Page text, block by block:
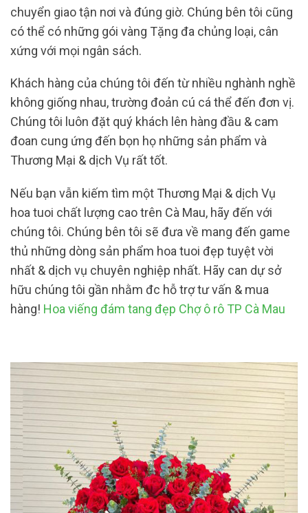
chuyển giao tận nơi và đúng giờ. Chúng bên tôi cũng
có thể có những gói vàng Tặng đa chủng loại, cân
xứng với mọi ngân sách.
Khách hàng của chúng tôi đến từ nhiều nghành nghề
không giống nhau, trường đoản cú cá thể đến đơn vị.
Chúng tôi luôn đặt quý khách lên hàng đầu & cam
đoan cung ứng đến bọn họ những sản phẩm và
Thương Mại & dịch Vụ rất tốt.
Nếu bạn vẫn kiếm tìm một Thương Mại & dịch Vụ
hoa tuoi chất lượng cao trên Cà Mau, hãy đến với
chúng tôi. Chúng bên tôi sẽ đưa về mang đến game
thủ những dòng sản phẩm hoa tuoi đẹp tuyệt vời
nhất & dịch vụ chuyên nghiệp nhất. Hãy can dự sở
hữu chúng tôi gần nhằm đc hỗ trợ tư vấn & mua
hàng! Hoa viếng đám tang đẹp Chợ ô rô TP Cà Mau